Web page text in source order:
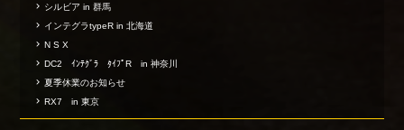
シルビア in 群馬
インテグラtypeR in 北海道
N S X
DC2 ｲﾝﾃｸﾞﾗ ﾀｲﾌﾟR in 神奈川
夏季休業のお知らせ
RX7 in 東京